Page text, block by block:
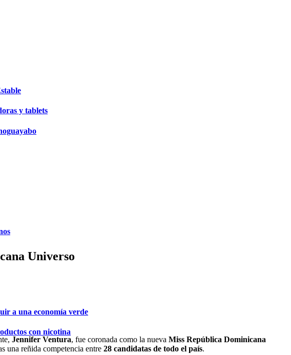
y tablets
a una economía verde
con nicotina
Universo
Jennifer Ventura, fue coronada como la nueva Miss República Dominicana
una reñida competencia entre 28 candidatas de todo el país.